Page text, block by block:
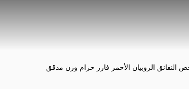
الروبيان الأحمر فارز حزام وزن مدقق